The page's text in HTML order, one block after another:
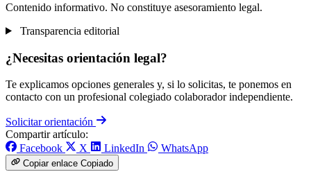
Contenido informativo. No constituye asesoramiento legal.
Transparencia editorial
¿Necesitas orientación legal?
Te explicamos opciones generales y, si lo solicitas, te ponemos en
contacto con un profesional colegiado colaborador independiente.
Solicitar orientación
Compartir artículo:
Facebook
X LinkedIn WhatsApp
Copiar enlace Copiado